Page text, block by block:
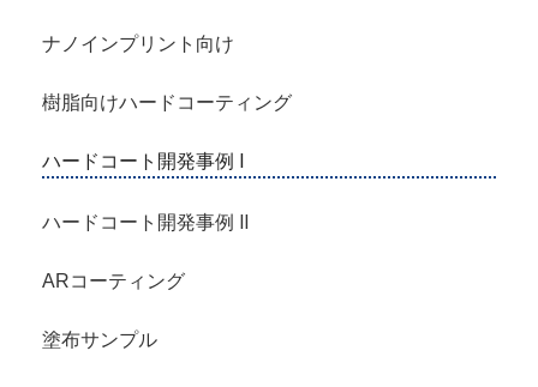
ナノインプリント向け
樹脂向けハードコーティング
ハードコート開発事例 Ⅰ
ハードコート開発事例 Ⅱ
ARコーティング
塗布サンプル